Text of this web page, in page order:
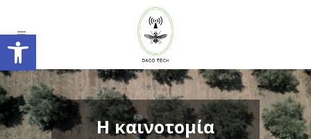
Ανοίξτε τη γραμμή εργαλείων
Η καινοτομία